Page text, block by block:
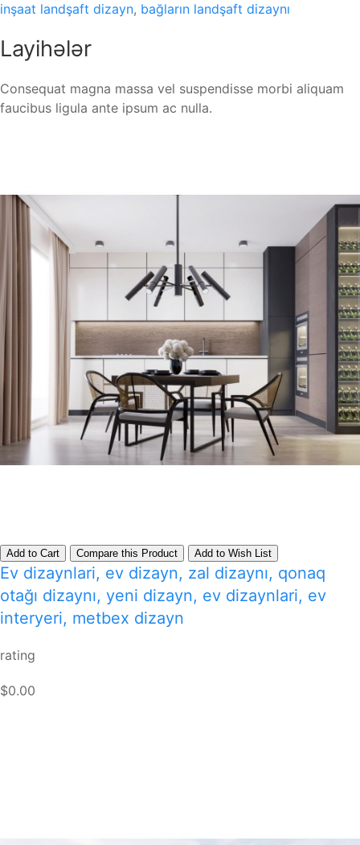
inşaat landşaft dizayn, bağların landşaft dizaynı
Layihələr
Consequat magna massa vel suspendisse morbi aliquam
faucibus ligula ante ipsum ac nulla.
Add to Cart Compare this Product Add to Wish List
Ev dizaynlari, ev dizayn, zal dizaynı, qonaq
otağı dizaynı, yeni dizayn, ev dizaynlari, ev
interyeri, metbex dizayn
rating
$0.00